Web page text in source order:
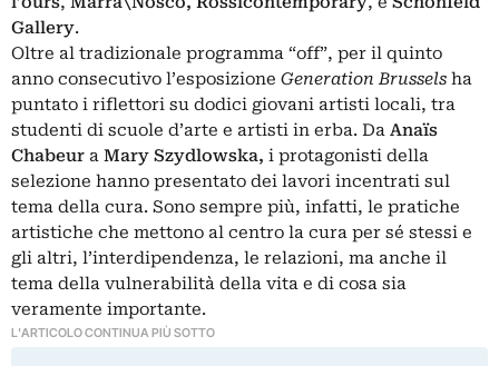
Gallery.
Oltre al tradizionale programma “off”, per il quinto
anno consecutivo l’esposizione Generation Brussels ha
puntato i riflettori su dodici giovani artisti locali, tra
studenti di scuole d’arte e artisti in erba. Da Anaïs
Chabeur a Mary Szydlowska, i protagonisti della
selezione hanno presentato dei lavori incentrati sul
tema della cura. Sono sempre più, infatti, le pratiche
artistiche che mettono al centro la cura per sé stessi e
gli altri, l’interdipendenza, le relazioni, ma anche il
tema della vulnerabilità della vita e di cosa sia
veramente importante.
L'ARTICOLO CONTINUA PIÙ SOTTO